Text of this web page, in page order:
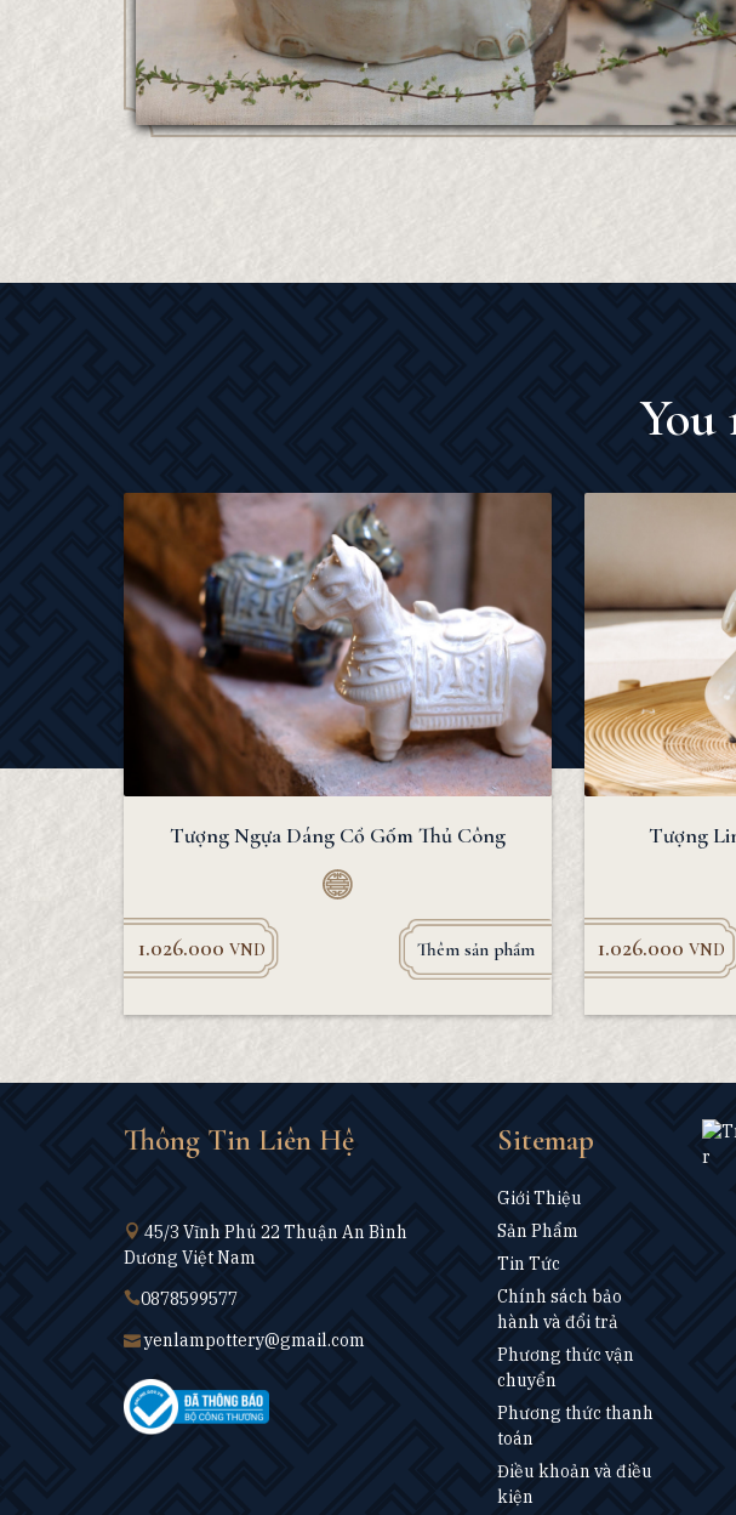
You
Tượng Ngựa Dáng Cổ Gốm Thủ Công
1.026.000 VND Thêm sản phẩm
Tượng
1.026.000VND
Thông Tin Liên Hệ
45/3 Vĩnh Phú 22 Thuận An Bình
Dương Việt Nam
0878599577
yenlampottery@gmail.com
Sitemap
Giới Thiệu
Sản Phẩm
Tin Tức
Chính sách bảo
hành và đổi trả
Phương thức vận
chuyển
Phương thức thanh
toán
Điều khoản và điều
kiện